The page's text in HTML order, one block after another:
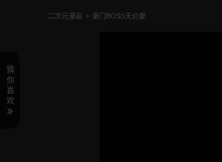
二次元漫画 > 豪门BOSS天价妻
猜
你
喜
欢